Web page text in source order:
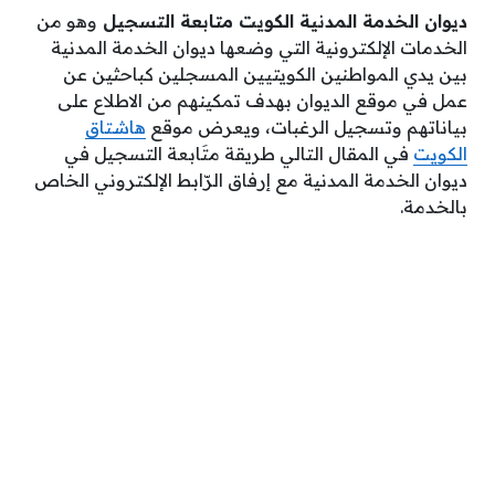
ديوان الخدمة المدنية الكويت متابعة التسجيل وهو من
الخدمات الإلكترونية التي وضعها ديوان الخدمة المدنية
بين يدي المواطنين الكويتيين المسجلين كباحثين عن
عمل في موقع الديوان بهدف تمكينهم من الاطلاع على
بياناتهم وتسجيل الرغبات، ويعرض موقع هاشتاق
الكويت في المقال التالي طريقة متَابعة التسجيل في
ديوان الخدمة المدنية مع إرفاق الرّابط الإلكتروني الخاص
بالخدمة.